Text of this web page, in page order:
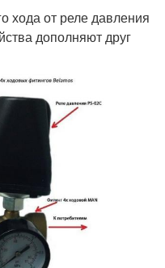
хода от реле давления
дополняют друг